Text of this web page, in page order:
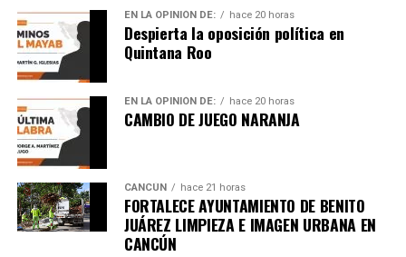
EN LA OPINIÓN DE: hace 20 horas
Despierta la oposición política en
Quintana Roo
EN LA OPINIÓN DE: hace 20 horas
CAMBIO DE JUEGO NARANJA
CANCÚN hace 21 horas
FORTALECE AYUNTAMIENTO DE BENITO
JUÁREZ LIMPIEZA E IMAGEN URBANA EN
CANCÚN